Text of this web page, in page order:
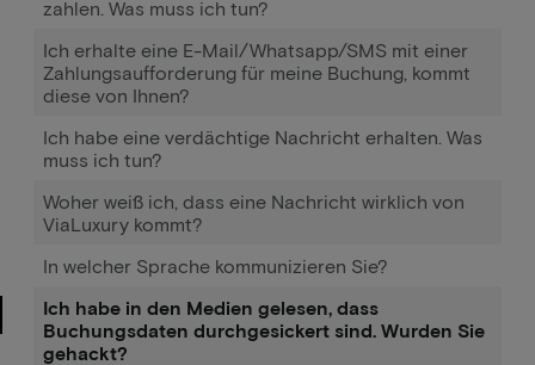
zahlen. Was muss ich tun?
Ich erhalte eine E-Mail/Whatsapp/SMS mit einer
Zahlungsaufforderung für meine Buchung, kommt
diese von Ihnen?
Ich habe eine verdächtige Nachricht erhalten. Was
muss ich tun?
Woher weiß ich, dass eine Nachricht wirklich von
ViaLuxury kommt?
In welcher Sprache kommunizieren Sie?
Ich habe in den Medien gelesen, dass
Buchungsdaten durchgesickert sind. Wurden Sie
gehackt?